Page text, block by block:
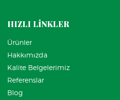
HIZLI LİNKLER
Ürünler
Hakkımızda
Kalite Belgelerimiz
Referenslar
Blog